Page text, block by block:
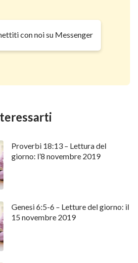
con noi su Messenger
Proverbi 18:13 – Lettura del
giorno: l’8 novembre 2019
Genesi 6:5-6 – Letture del giorno: il
15 novembre 2019